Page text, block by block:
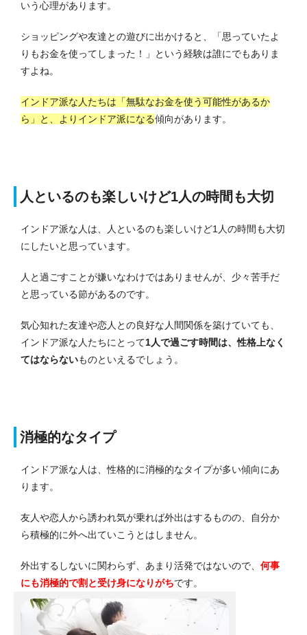
いう心理があります。
ショッピングや友達との遊びに出かけると、「思っていたよ
りもお金を使ってしまった！」という経験は誰にでもありま
すよね。
インドア派な人たちは「無駄なお金を使う可能性があるか
ら」と、よりインドア派になる傾向があります。
人といるのも楽しいけど1人の時間も大切
インドア派な人は、人といるのも楽しいけど1人の時間も大切
にしたいと思っています。
人と過ごすことが嫌いなわけではありませんが、少々苦手だ
と思っている節があるのです。
気心知れた友達や恋人との良好な人間関係を築けていても、
インドア派な人たちにとって1人で過ごす時間は、性格上なく
てはならないものといえるでしょう。
消極的なタイプ
インドア派な人は、性格的に消極的なタイプが多い傾向にあ
ります。
友人や恋人から誘われ気が乗れば外出はするものの、自分か
ら積極的に外へ出ていこうとはしません。
外出するしないに関わらず、あまり活発ではないので、 何事
にも消極的で割と受け身になりがちです。